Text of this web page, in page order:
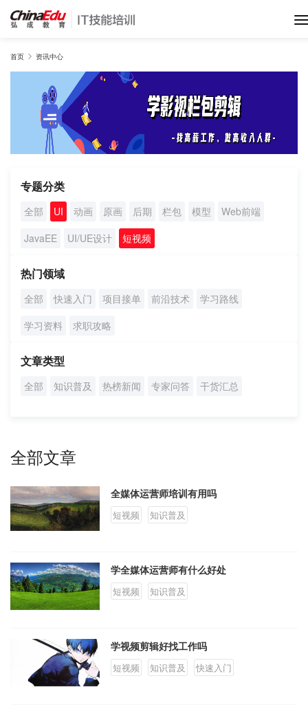
首页
IT培训班
在线网课
教学服务
师资团队
项目库
人才培养
教育创新产品
首页 资讯中心
专题分类
全部 UI 动画 原画 后期 栏包 模型
Web前端
JavaEE
UI/UE设计 短视频
热门领域
全部 快速入门 项目接单 前沿技术
学习路线
学习资料
求职攻略
文章类型
全部 知识普及 热榜新闻 专家问答 干货汇总
全部文章
全媒体运营师培训有用吗
短视频 知识普及
学全媒体运营师有什么好处
短视频 知识普及
学视频剪辑好找工作吗
短视频 知识普及 快速入门